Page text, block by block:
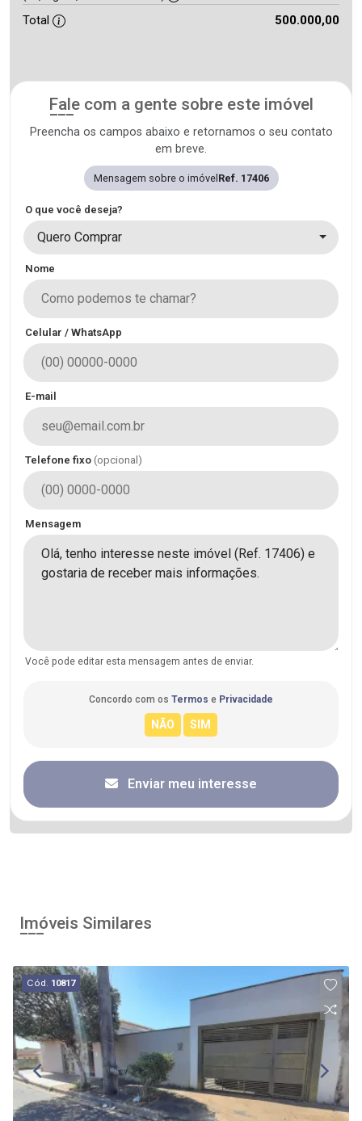
Total
500.000,00
Fale com a gente sobre este imóvel
Preencha os campos abaixo e retornamos o seu contato
em breve.
Mensagem sobre o imóvel Ref. 17406
O que você deseja?
Quero Comprar
Nome
Celular / WhatsApp
E-mail
Telefone fixo (opcional)
Mensagem
Você pode editar esta mensagem antes de enviar.
Concordo com os Termos e Privacidade
Enviar meu interesse
Imóveis Similares
Cód. 10817